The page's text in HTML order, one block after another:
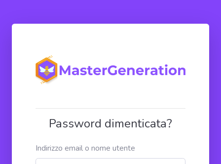
Password dimenticata?
Indirizzo email o nome utente